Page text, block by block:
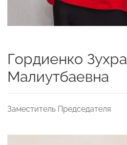
Гордиенко Зухра
Малиутбаевна
Заместитель Председателя